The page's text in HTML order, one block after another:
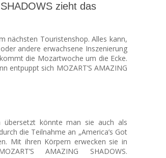
zieht das
nächsten Touristenshop. Alles kann,
andere erwachsene Inszenierung
die Mozartwoche um die Ecke.
entpuppt sich MOZART’S AMAZING
übersetzt könnte man sie auch als
die Teilnahme an „America’s Got
Mit ihren Körpern erwecken sie in
AMAZING SHADOWS.